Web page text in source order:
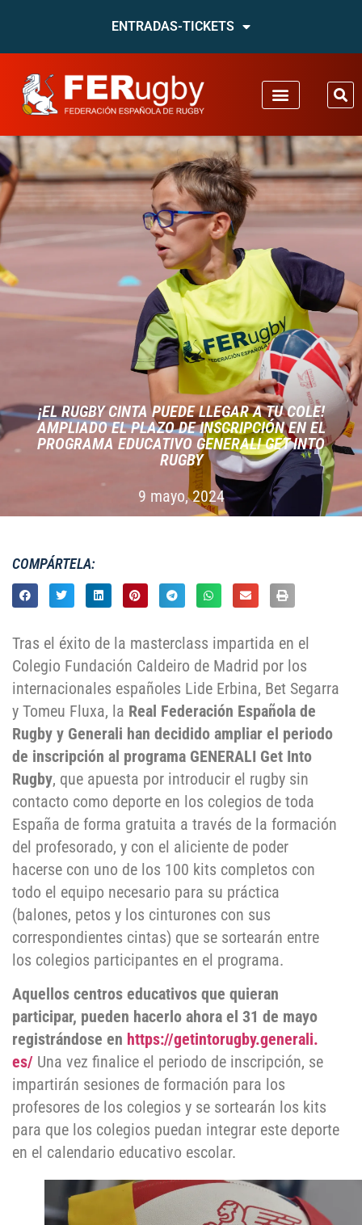
ENTRADAS-TICKETS
¡EL RUGBY CINTA PUEDE LLEGAR A TU COLE!
AMPLIADO EL PLAZO DE INSCRIPCIÓN EN EL
PROGRAMA EDUCATIVO GENERALI GET INTO
RUGBY
9 mayo, 2024
COMPÁRTELA:
Tras el éxito de la masterclass impartida en el
Colegio Fundación Caldeiro de Madrid por los
internacionales españoles Lide Erbina, Bet Segarra
y Tomeu Fluxa, la Real Federación Española de
Rugby y Generali han decidido ampliar el periodo
de inscripción al programa GENERALI Get Into
Rugby, que apuesta por introducir el rugby sin
contacto como deporte en los colegios de toda
España de forma gratuita a través de la formación
del profesorado, y con el aliciente de poder
hacerse con uno de los 100 kits completos con
todo el equipo necesario para su práctica
(balones, petos y los cinturones con sus
correspondientes cintas) que se sortearán entre
los colegios participantes en el programa.
Aquellos centros educativos que quieran
participar, pueden hacerlo ahora el 31 de mayo
registrándose en https://getintorugby.generali.
es/ Una vez finalice el periodo de inscripción, se
impartirán sesiones de formación para los
profesores de los colegios y se sortearán los kits
para que los colegios puedan integrar este deporte
en el calendario educativo escolar.